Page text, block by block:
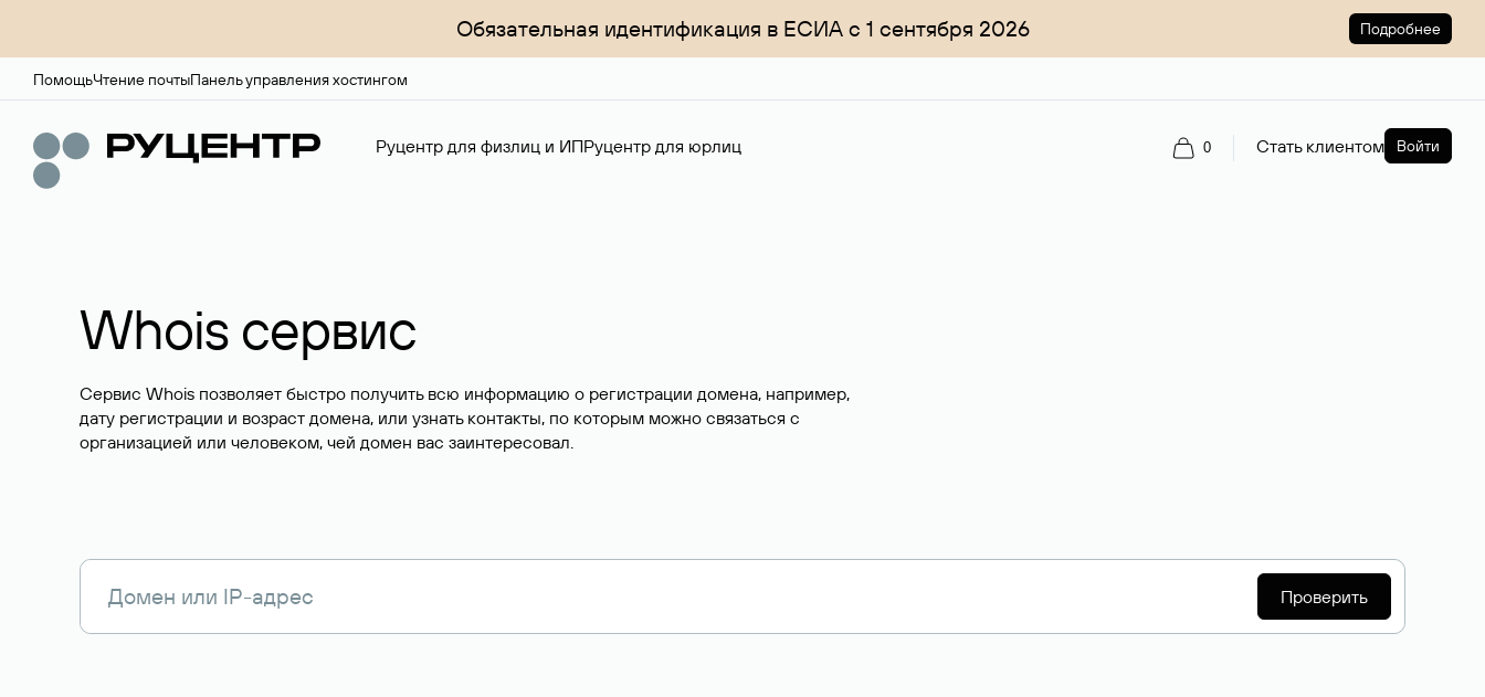
Обязательная идентификация в ЕСИА с 1 сентября 2026 Подробнее
ПомощьЧтение почтыПанель управления хостингом
Руцентр для физлиц и ИПРуцентр для юрлиц 0 Стать клиентом Войти
Whois сервис
Сервис Whois позволяет быстро получить всю информацию о регистрации домена, например,
дату регистрации и возраст домена, или узнать контакты, по которым можно связаться с
организацией или человеком, чей домен вас заинтересовал.
Проверить